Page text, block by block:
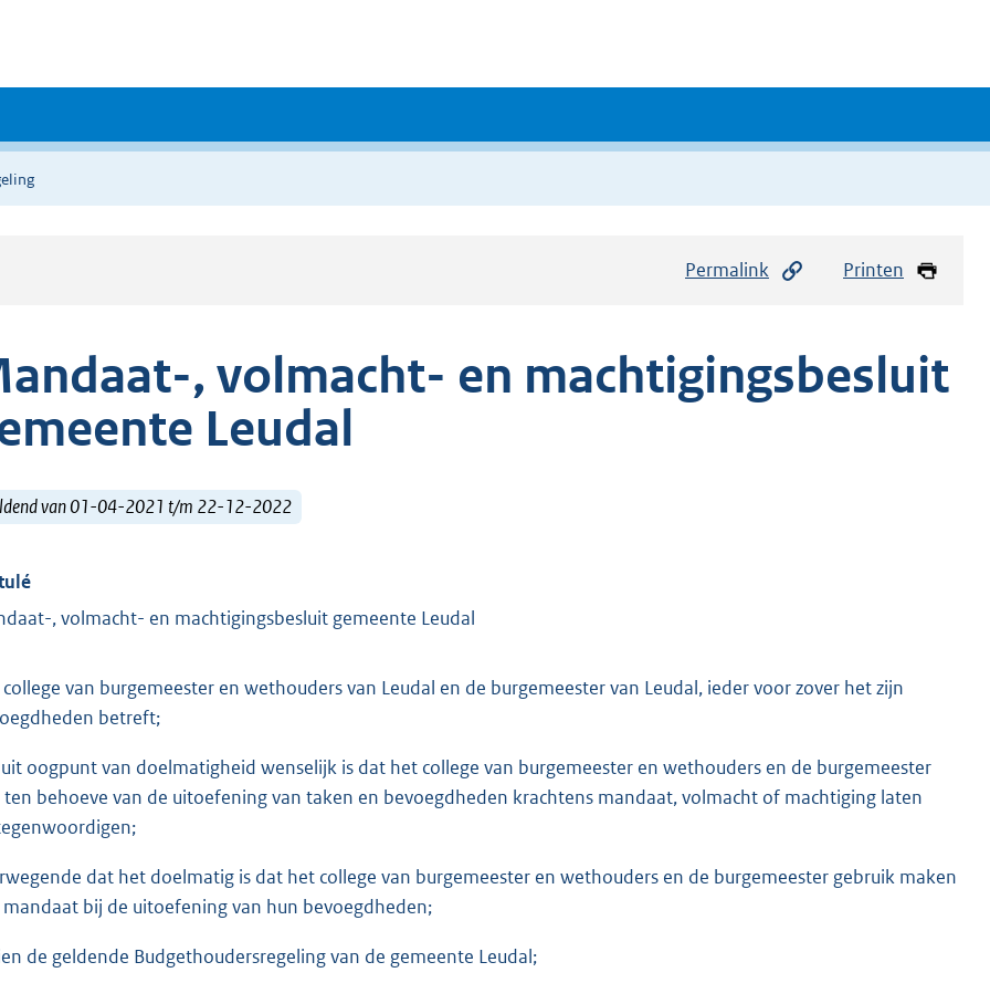
Permalink Printen
, volmacht- en machtigingsbesluit
Leudal
van 01-04-2021 t/m 22-12-2022
, volmacht- en machtigingsbesluit gemeente Leudal
van burgemeester en wethouders van Leudal en de burgemeester van Leudal, ieder voor zover het zijn
betreft;
oogpunt van doelmatigheid wenselijk is dat het college van burgemeester en wethouders en de burgemeester
ten behoeve van de uitoefening van taken en bevoegdheden krachtens mandaat, volmacht of machtiging laten
dat het doelmatig is dat het college van burgemeester en wethouders en de burgemeester gebruik maken
bij de uitoefening van hun bevoegdheden;
de geldende Budgethoudersregeling van de gemeente Leudal;